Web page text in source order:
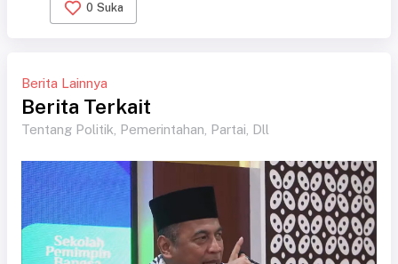
0 Suka
Berita Lainnya
Berita Terkait
Tentang Politik, Pemerintahan, Partai, Dll